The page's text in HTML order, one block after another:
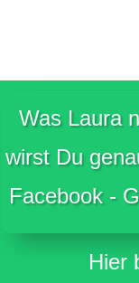
Was Laura
wirst Du
Facebook -
Hier bist